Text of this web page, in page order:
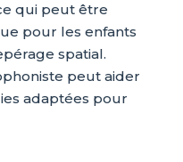
qui peut être
pour les enfants
spatial.
peut aider
adaptées pour